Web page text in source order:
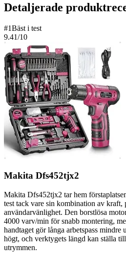
Detaljerade
#1Bäst i test
9.41/10
Makita Dfs452tjx2
Makita Dfs452tjx2 tar hem
test tack vare sin kombination av kraft,
användarvänlighet. Den borstlösa
4000 varv/min för snabb montering,
handtaget gör långa arbetspass mindre
högt, och verktygets längd kan ställa
utrymmen.